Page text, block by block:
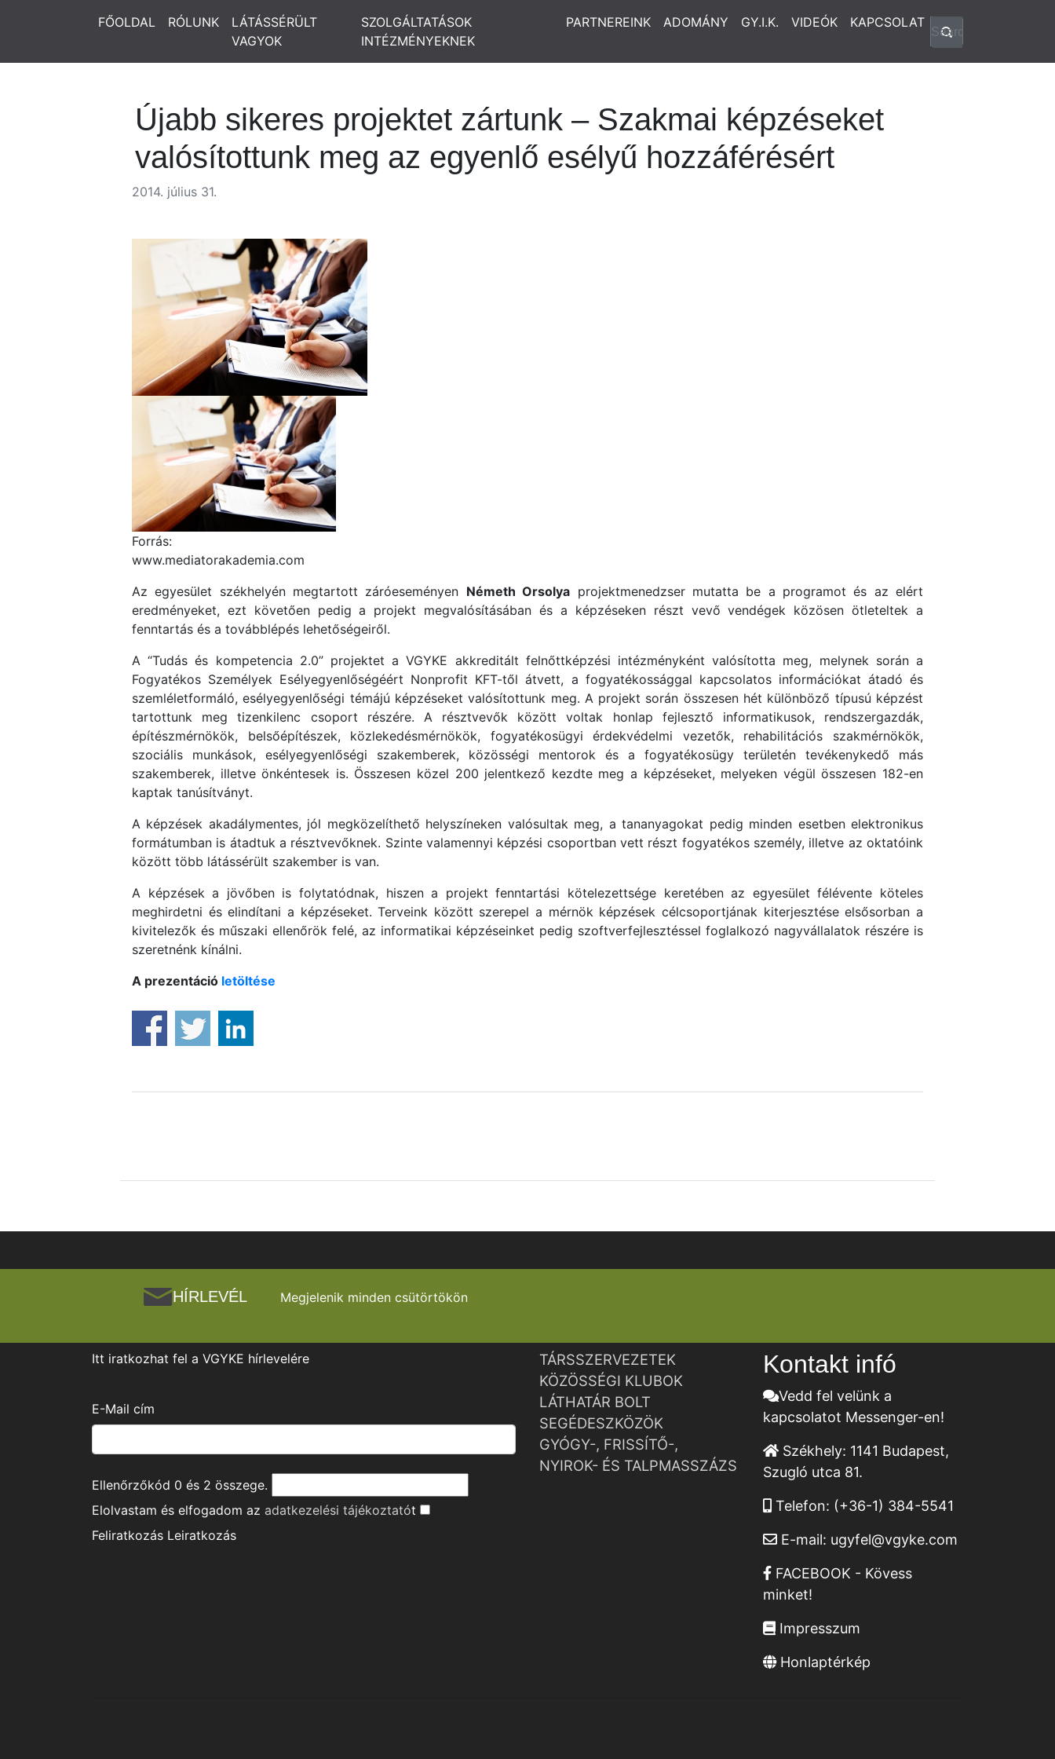
FŐOLDAL RÓLUNK
LÁTÁSSÉRÜLT
VAGYOK
SZOLGÁLTATÁSOK
INTÉZMÉNYEKNEK
PARTNEREINK ADOMÁNY GY.I.K. VIDEÓK KAPCSOLAT
Újabb sikeres projektet zártunk – Szakmai képzéseket
valósítottunk meg az egyenlő esélyű hozzáférésért
2014. július 31.
Forrás:
www.mediatorakademia.com
Az egyesület székhelyén megtartott záróeseményen Németh Orsolya projektmenedzser mutatta be a programot és az elért
eredményeket, ezt követően pedig a projekt megvalósításában és a képzéseken részt vevő vendégek közösen ötleteltek a
fenntartás és a továbblépés lehetőségeiről.
A “Tudás és kompetencia 2.0” projektet a VGYKE akkreditált felnőttképzési intézményként valósította meg, melynek során a
Fogyatékos Személyek Esélyegyenlőségéért Nonprofit KFT-től átvett, a fogyatékossággal kapcsolatos információkat átadó és
szemléletformáló, esélyegyenlőségi témájú képzéseket valósítottunk meg. A projekt során összesen hét különböző típusú képzést
tartottunk meg tizenkilenc csoport részére. A résztvevők között voltak honlap fejlesztő informatikusok, rendszergazdák,
építészmérnökök, belsőépítészek, közlekedésmérnökök, fogyatékosügyi érdekvédelmi vezetők, rehabilitációs szakmérnökök,
szociális munkások, esélyegyenlőségi szakemberek, közösségi mentorok és a fogyatékosügy területén tevékenykedő más
szakemberek, illetve önkéntesek is. Összesen közel 200 jelentkező kezdte meg a képzéseket, melyeken végül összesen 182-en
kaptak tanúsítványt.
A képzések akadálymentes, jól megközelíthető helyszíneken valósultak meg, a tananyagokat pedig minden esetben elektronikus
formátumban is átadtuk a résztvevőknek. Szinte valamennyi képzési csoportban vett részt fogyatékos személy, illetve az oktatóink
között több látássérült szakember is van.
A képzések a jövőben is folytatódnak, hiszen a projekt fenntartási kötelezettsége keretében az egyesület félévente köteles
meghirdetni és elindítani a képzéseket. Terveink között szerepel a mérnök képzések célcsoportjának kiterjesztése elsősorban a
kivitelezők és műszaki ellenőrök felé, az informatikai képzéseinket pedig szoftverfejlesztéssel foglalkozó nagyvállalatok részére is
szeretnénk kínálni.
A prezentáció letöltése
HÍRLEVÉL Megjelenik minden csütörtökön
Itt iratkozhat fel a VGYKE hírlevelére
E-Mail cím
Ellenőrzőkód 0 és 2 összege.
Elolvastam és elfogadom az adatkezelési tájékoztatót
Feliratkozás Leiratkozás
TÁRSSZERVEZETEK
KÖZÖSSÉGI KLUBOK
LÁTHATÁR BOLT
SEGÉDESZKÖZÖK
GYÓGY-, FRISSÍTŐ-,
NYIROK- ÉS TALPMASSZÁZS
Kontakt infó
Vedd fel velünk a
kapcsolatot Messenger-en!
Székhely: 1141 Budapest,
Szugló utca 81.
Telefon: (+36-1) 384-5541
E-mail: ugyfel@vgyke.com
FACEBOOK - Kövess
minket!
Impresszum
Honlaptérkép